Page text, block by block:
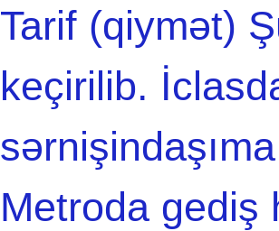
Tarif (qiymət)
keçirilib.
Metroda